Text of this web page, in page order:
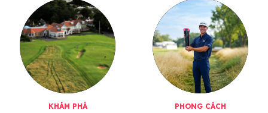
KHÁM PHÁ PHONG CÁCH